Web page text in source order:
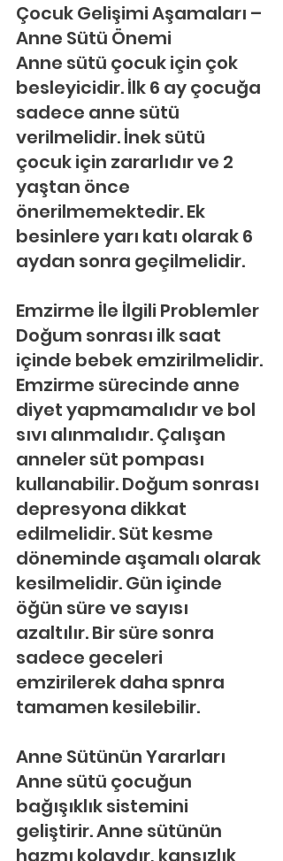
Çocuk Gelişimi Aşamaları –
Anne Sütü Önemi
Anne sütü çocuk için çok
besleyicidir. İlk 6 ay çocuğa
sadece anne sütü
verilmelidir. İnek sütü
çocuk için zararlıdır ve 2
yaştan önce
önerilmemektedir. Ek
besinlere yarı katı olarak 6
aydan sonra geçilmelidir.
Emzirme İle İlgili Problemler
Doğum sonrası ilk saat
içinde bebek emzirilmelidir.
Emzirme sürecinde anne
diyet yapmamalıdır ve bol
sıvı alınmalıdır. Çalışan
anneler süt pompası
kullanabilir. Doğum sonrası
depresyona dikkat
edilmelidir. Süt kesme
döneminde aşamalı olarak
kesilmelidir. Gün içinde
öğün süre ve sayısı
azaltılır. Bir süre sonra
sadece geceleri
emzirilerek daha spnra
tamamen kesilebilir.
Anne Sütünün Yararları
Anne sütü çocuğun
bağışıklık sistemini
geliştirir. Anne sütünün
hazmı kolaydır, kansızlık